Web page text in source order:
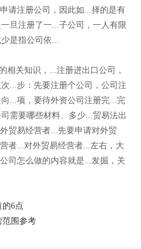
请注册公司，因此如...择的是有
旦注册了一...子公司，一人有限
是指公司依...
相关知识，...注册进出口公司，
...步：先要注册个公司，公司注
...项，要待外资公司注册完...完
需要哪些材料、多少...贸易法出
贸易经营者...先要申请对外贸
者...对外贸易经营者...左右，大
司怎么做的内容就是...发掘，关
的6点
范围参考